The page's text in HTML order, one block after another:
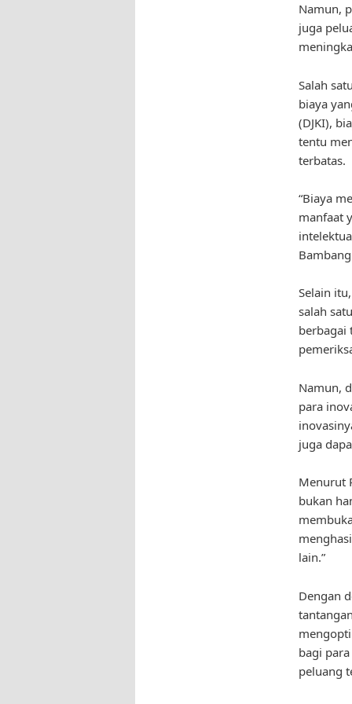
Namun,
juga
Salah
biaya
(DJKI),
tentu
terbatas.
“Biaya
manfaat
Selain
salah
berbagai
Namun,
para
juga
Menurut
bukan
lain.”
Dengan
bagi
peluang